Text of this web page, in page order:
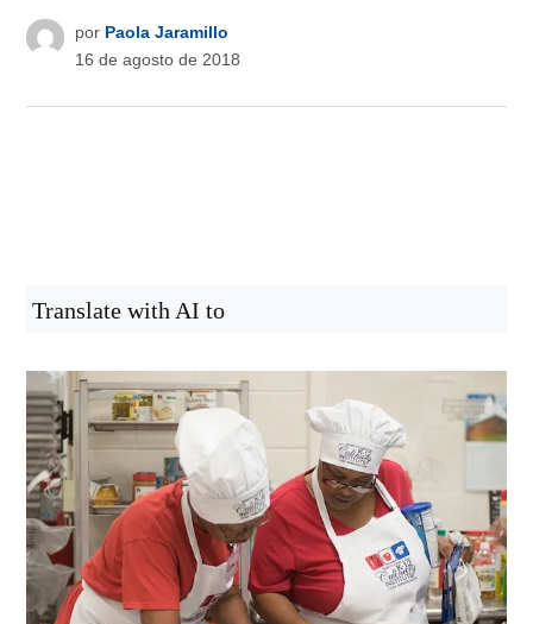
por Paola Jaramillo
16 de agosto de 2018
Translate with AI to